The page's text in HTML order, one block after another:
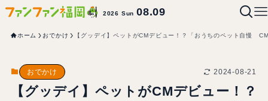
2026 Sun08.09
ホーム おでかけ 【グッデイ】ペットがCMデビュー！？「おうちのペット自慢
おでかけ 2024-08-21
【グッデイ】ペットがCMデビュー！？